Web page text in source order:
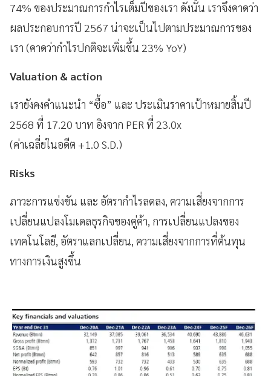
74% ของประมาณการกำไรเต็มปีของเรา ดังนั้น เราจึงคาดว่า
ผลประกอบการปี 2567 น่าจะเป็นไปตามประมาณการของ
เรา (คาดว่ากำไรปกติจะเพิ่มขึ้น 23% YoY)
Valuation & action
เรายังคงคำแนะนำ “ซื้อ” และ ประเมินราคาเป้าหมายสิ้นปี
2568 ที่ 17.20 บาท อิงจาก PER ที่ 23.0x
(ค่าเฉลี่ยในอดีต +1.0 S.D.)
Risks
ภาวะการแข่งขัน และ อัตรากำไรลดลง, ความเสี่ยงจากการ
เปลี่ยนแปลงโมเดลธุรกิจของคู่ค้า, การเปลี่ยนแปลงของ
เทคโนโลยี, อัตราแลกเปลี่ยน, ความเสี่ยงจากการที่ต้นทุน
ทางการเงินสูงขึ้น